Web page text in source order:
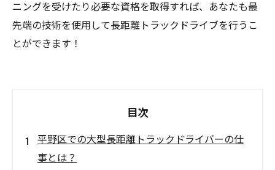
ニングを受けたり必要な資格を取得すれば、あなたも最
先端の技術を使用して長距離トラックドライブを行うこ
とができます！
目次
平野区での大型長距離トラックドライバーの仕
事とは？